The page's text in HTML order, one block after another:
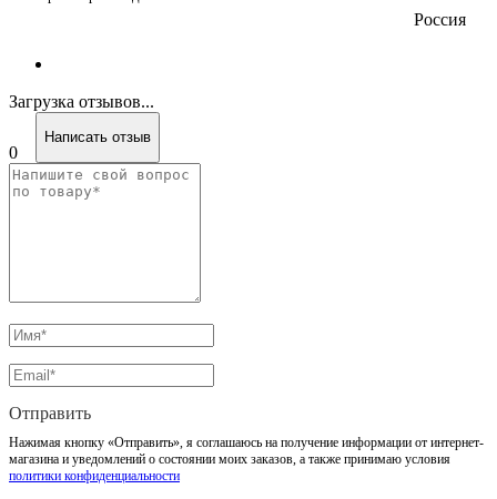
Россия
Загрузка отзывов...
0
Написать отзыв
Отправить
Нажимая кнопку «Отправить», я соглашаюсь на получение информации от интернет-
магазина и уведомлений о состоянии моих заказов, а также принимаю условия
политики конфиденциальности